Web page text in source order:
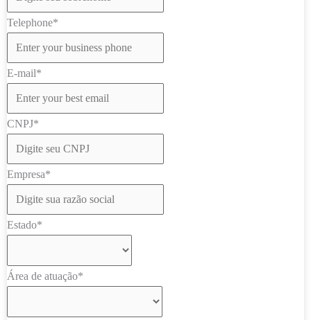
Telephone*
E-mail*
CNPJ*
Empresa*
Estado*
Área de atuação*